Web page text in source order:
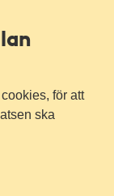
för att
ska